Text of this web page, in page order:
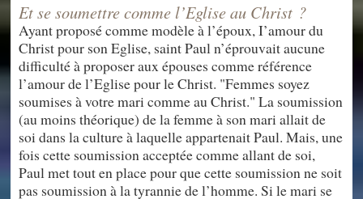
Et se soumettre comme l’Eglise au Christ ?
Ayant proposé comme modèle à l’époux, I’amour du
Christ pour son Eglise, saint Paul n’éprouvait aucune
difficulté à proposer aux épouses comme référence
l’amour de l’Eglise pour le Christ. "Femmes soyez
soumises à votre mari comme au Christ." La soumission
(au moins théorique) de la femme à son mari allait de
soi dans la culture à laquelle appartenait Paul. Mais, une
fois cette soumission acceptée comme allant de soi,
Paul met tout en place pour que cette soumission ne soit
pas soumission à la tyrannie de l’homme. Si le mari se